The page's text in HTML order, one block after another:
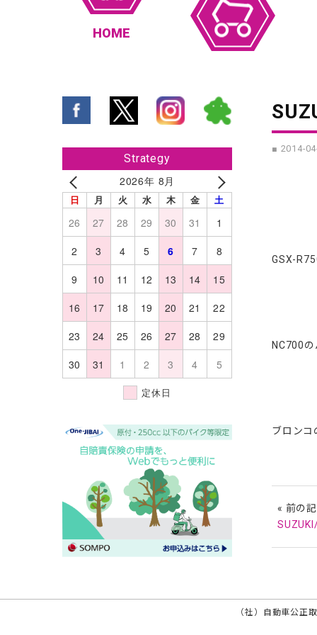
HOME
Strategy
2026年 8月
日 月 火 水 木 金 土
26 27 28 29 30 31
1
2
3 4 5 6 7
8
9
10 11 12 13 14
15
16
17 18 19 20 21
22
23
24 25 26 27 28
29
30
31 1 2 3 4 5
定休日
■ 2014-
GSX-
NC700
ブロンコ
« 前の
（社）自動車公